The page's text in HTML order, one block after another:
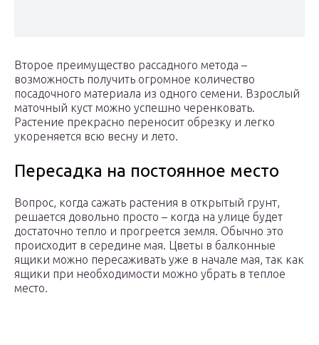
Второе преимущество рассадного метода –
возможность получить огромное количество
посадочного материала из одного семени. Взрослый
маточный куст можно успешно черенковать.
Растение прекрасно переносит обрезку и легко
укореняется всю весну и лето.
Пересадка на постоянное место
Вопрос, когда сажать растения в открытый грунт,
решается довольно просто – когда на улице будет
достаточно тепло и прогреется земля. Обычно это
происходит в середине мая. Цветы в балконные
ящики можно пересаживать уже в начале мая, так как
ящики при необходимости можно убрать в теплое
место.